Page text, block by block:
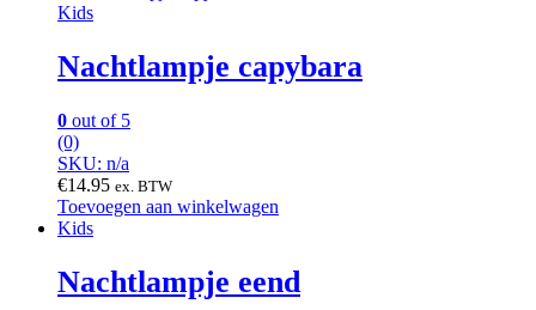
Kids
Nachtlampje capybara
0 out of 5
(0)
SKU: n/a
€14.95 ex. BTW
Toevoegen aan winkelwagen
Kids
Nachtlampje eend